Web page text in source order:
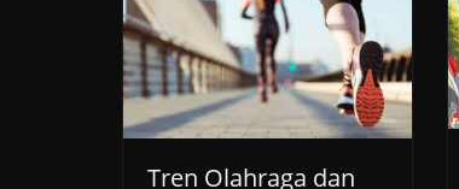
Tren Olahraga dan